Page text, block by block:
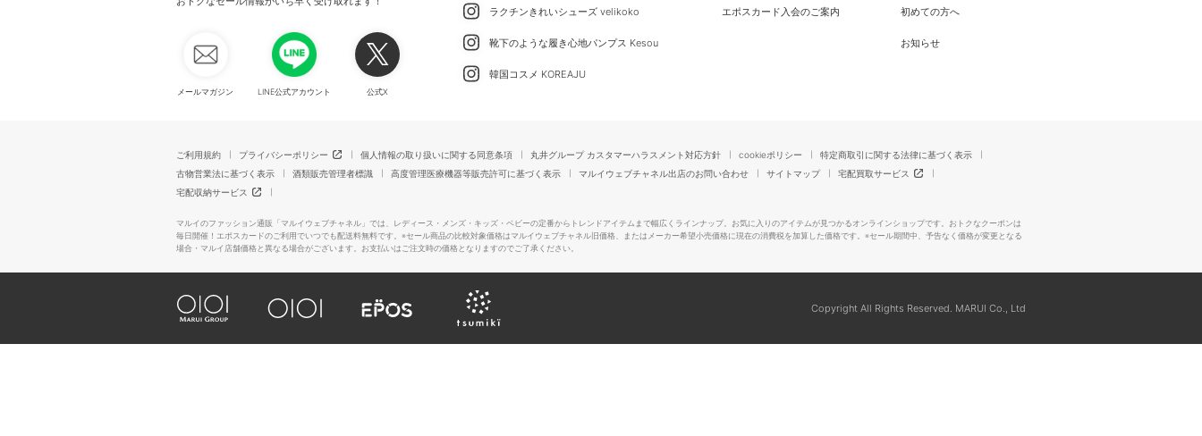
メールマガジン LINE公式アカウント 公式X
ラクチンきれいシューズ velikoko
靴下のような履き心地パンプス Kesou
韓国コスメ KOREAJU
エポスカード入会のご案内 初めての方へ
お知らせ
ご利用規約 プライバシーポリシー 個人情報の取り扱いに関する同意条項 丸井グループ カスタマーハラスメント対応方針 cookieポリシー
特定商取引に関する法律に基づく表示
古物営業法に基づく表示
酒類販売管理者標識 高度管理医療機器等販売許可に基づく表示 マルイウェブチャネル出店のお問い合わせ サイトマップ
宅配買取サービス
宅配収納サービス
マルイのファッション通販「マルイウェブチャネル」では、レディース・メンズ・キッズ・ベビーの定番からトレンドアイテムまで幅広くラインナップ。お気に入りのアイテムが見つかるオンラインショップです。おトクなクーポンは
毎日開催！エポスカードのご利用でいつでも配送料無料です。 ※セール商品の比較対象価格はマルイウェブチャネル旧価格、またはメーカー希望小売価格に現在の消費税を加算した価格です。※セール期間中、予告なく価格が変更となる
場合・マルイ店舗価格と異なる場合がございます。お支払いはご注文時の価格となりますのでご了承ください。
Copyright All Rights Reserved. MARUI Co., Ltd